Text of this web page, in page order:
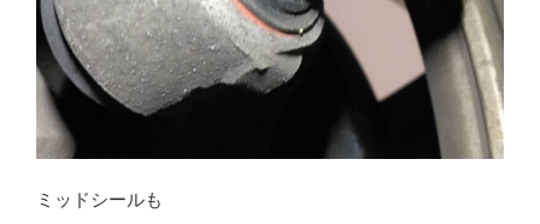
ミッドシールも